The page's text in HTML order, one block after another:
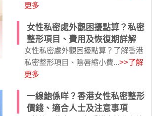
更多
女性私密處外觀困擾點算？私密
整形項目、費用及恢復期詳解
女性私密處外觀困擾點算？了解香港
私密整形項目、陰唇縮小費...>>了解
更多
一線鮑係咩？香港女性私密整形
價錢、適合人士及注意事項